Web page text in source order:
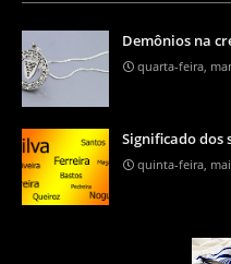
Demônios na
quarta-feira,
Significado dos
quinta-feira,